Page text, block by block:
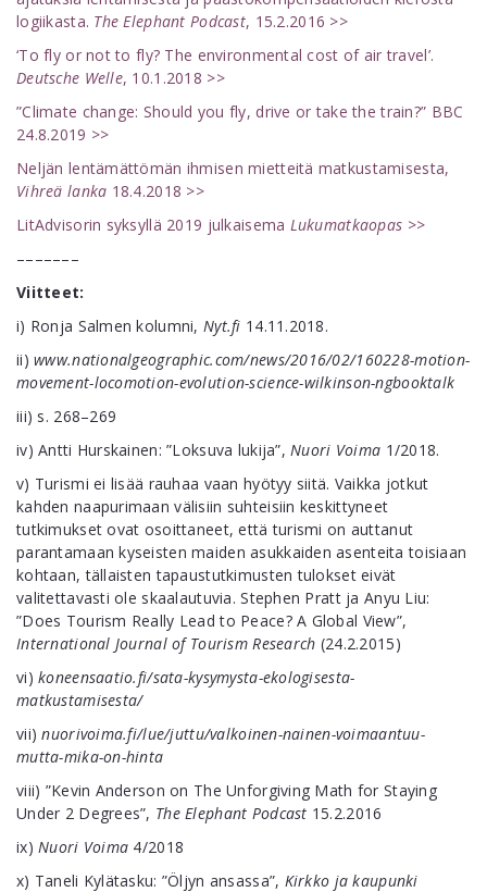
logiikasta. The Elephant Podcast, 15.2.2016 >>
‘To fly or not to fly? The environmental cost of air travel’.
Deutsche Welle, 10.1.2018 >>
”Climate change: Should you fly, drive or take the train?” BBC
24.8.2019 >>
Neljän lentämättömän ihmisen mietteitä matkustamisesta,
Vihreä lanka 18.4.2018 >>
LitAdvisorin syksyllä 2019 julkaisema Lukumatkaopas >>
–––––––
Viitteet:
i) Ronja Salmen kolumni, Nyt.fi 14.11.2018.
ii)www.nationalgeographic.com/news/2016/02/160228-motion-
movement-locomotion-evolution-science-wilkinson-ngbooktalk
iii) s. 268–269
iv) Antti Hurskainen: ”Loksuva lukija”,Nuori Voima 1/2018.
v) Turismi ei lisää rauhaa vaan hyötyy siitä. Vaikka jotkut
kahden naapurimaan välisiin suhteisiin keskittyneet
tutkimukset ovat osoittaneet, että turismi on auttanut
parantamaan kyseisten maiden asukkaiden asenteita toisiaan
kohtaan, tällaisten tapaustutkimusten tulokset eivät
valitettavasti ole skaalautuvia. Stephen Pratt ja Anyu Liu:
”Does Tourism Really Lead to Peace? A Global View”,
International Journal of Tourism Research (24.2.2015)
vi)koneensaatio.fi/sata-kysymysta-ekologisesta-
matkustamisesta/
vii)nuorivoima.fi/lue/juttu/valkoinen-nainen-voimaantuu-
mutta-mika-on-hinta
viii) ”Kevin Anderson on The Unforgiving Math for Staying
Under 2 Degrees”, The Elephant Podcast 15.2.2016
ix)Nuori Voima 4/2018
x) Taneli Kylätasku: ”Öljyn ansassa”, Kirkko ja kaupunki